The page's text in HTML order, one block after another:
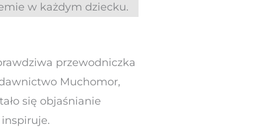
w każdym dziecku.
przewodniczka
Muchomor,
się objaśnianie